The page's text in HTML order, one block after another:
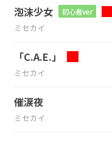
泡沫少女 初心者ver
ミセカイ
「C.A.E.」
ミセカイ
催涙夜
ミセカイ